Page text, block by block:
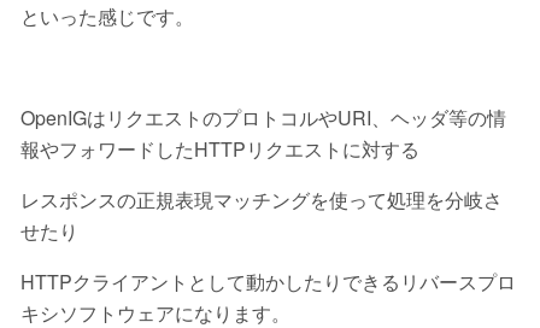
といった感じです。
OpenIGはリクエストのプロトコルやURI、ヘッダ等の情
報やフォワードしたHTTPリクエストに対する
レスポンスの正規表現マッチングを使って処理を分岐さ
せたり
HTTPクライアントとして動かしたりできるリバースプロ
キシソフトウェアになります。